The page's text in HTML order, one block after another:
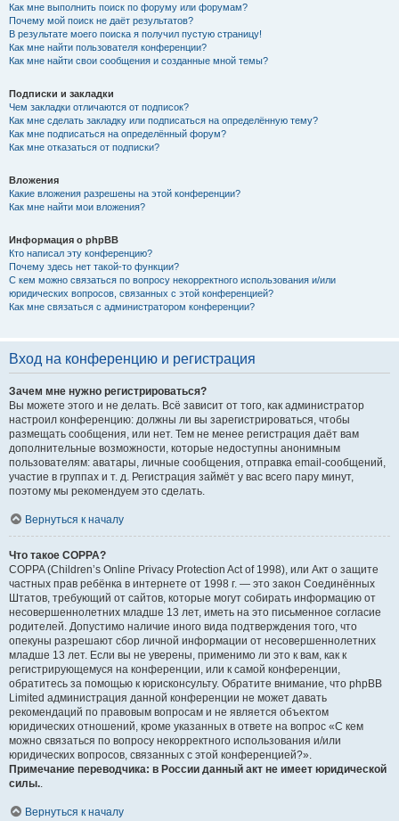
Как мне выполнить поиск по форуму или форумам?
Почему мой поиск не даёт результатов?
В результате моего поиска я получил пустую страницу!
Как мне найти пользователя конференции?
Как мне найти свои сообщения и созданные мной темы?
Подписки и закладки
Чем закладки отличаются от подписок?
Как мне сделать закладку или подписаться на определённую тему?
Как мне подписаться на определённый форум?
Как мне отказаться от подписки?
Вложения
Какие вложения разрешены на этой конференции?
Как мне найти мои вложения?
Информация о phpBB
Кто написал эту конференцию?
Почему здесь нет такой-то функции?
С кем можно связаться по вопросу некорректного использования и/или
юридических вопросов, связанных с этой конференцией?
Как мне связаться с администратором конференции?
Вход на конференцию и регистрация
Зачем мне нужно регистрироваться?
Вы можете этого и не делать. Всё зависит от того, как администратор
настроил конференцию: должны ли вы зарегистрироваться, чтобы
размещать сообщения, или нет. Тем не менее регистрация даёт вам
дополнительные возможности, которые недоступны анонимным
пользователям: аватары, личные сообщения, отправка email-сообщений,
участие в группах и т. д. Регистрация займёт у вас всего пару минут,
поэтому мы рекомендуем это сделать.
Вернуться к началу
Что такое COPPA?
COPPA (Children’s Online Privacy Protection Act of 1998), или Акт о защите
частных прав ребёнка в интернете от 1998 г. — это закон Соединённых
Штатов, требующий от сайтов, которые могут собирать информацию от
несовершеннолетних младше 13 лет, иметь на это письменное согласие
родителей. Допустимо наличие иного вида подтверждения того, что
опекуны разрешают сбор личной информации от несовершеннолетних
младше 13 лет. Если вы не уверены, применимо ли это к вам, как к
регистрирующемуся на конференции, или к самой конференции,
обратитесь за помощью к юрисконсульту. Обратите внимание, что phpBB
Limited администрация данной конференции не может давать
рекомендаций по правовым вопросам и не является объектом
юридических отношений, кроме указанных в ответе на вопрос «С кем
можно связаться по вопросу некорректного использования и/или
юридических вопросов, связанных с этой конференцией?».
Примечание переводчика: в России данный акт не имеет юридической
силы..
Вернуться к началу